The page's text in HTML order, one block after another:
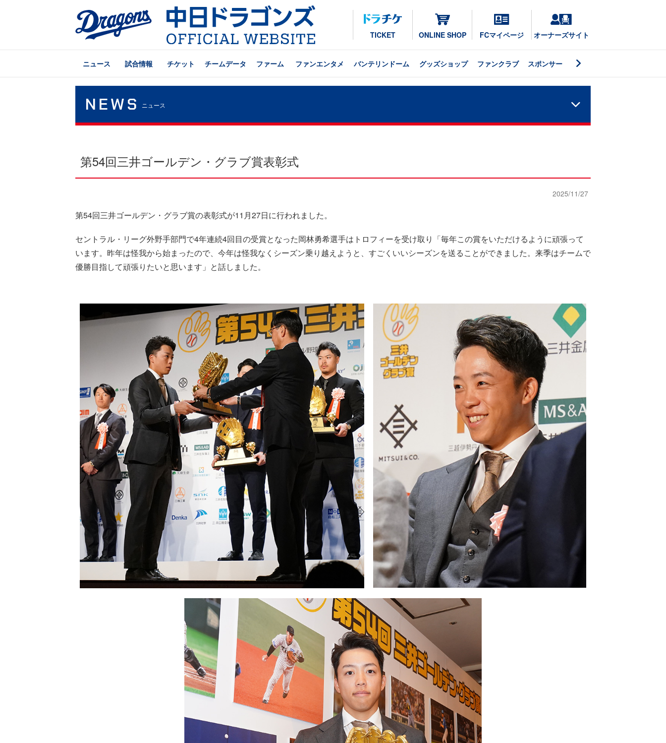
TICKET ONLINE SHOP FCマイページ オーナーズサイト
ニュース 試合情報 チケット チームデータ ファーム ファンエンタメ バンテリンドーム グッズショップ ファンクラブ スポンサー
NEWS ニュース
第54回三井ゴールデン・グラブ賞表彰式
2025/11/27
第54回三井ゴールデン・グラブ賞の表彰式が11月27日に行われました。
セントラル・リーグ外野手部門で4年連続4回目の受賞となった岡林勇希選手はトロフィーを受け取り「毎年この賞をいただけるように頑張って
います。昨年は怪我から始まったので、今年は怪我なくシーズン乗り越えようと、すごくいいシーズンを送ることができました。来季はチームで
優勝目指して頑張りたいと思います」と話しました。